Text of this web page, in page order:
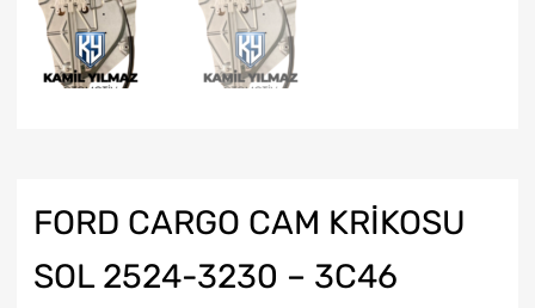
FORD CARGO CAM KRİKOSU
SOL 2524-3230 – 3C46